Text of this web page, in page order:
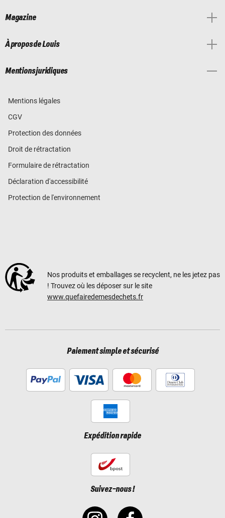
Magazine
À propos de Louis
Mentions juridiques
Mentions légales
CGV
Protection des données
Droit de rétractation
Formulaire de rétractation
Déclaration d'accessibilité
Protection de l'environnement
Nos produits et emballages se recyclent, ne les jetez pas
! Trouvez où les déposer sur le site
www.quefairedemesdechets.fr
Paiement simple et sécurisé
Expédition rapide
Suivez-nous !